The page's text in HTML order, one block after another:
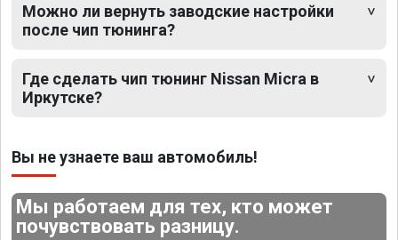
Можно ли вернуть заводские настройки
после чип тюнинга?
Где сделать чип тюнинг Nissan Micra в
Иркутске?
Вы не узнаете ваш автомобиль!
Мы работаем для тех, кто может
почувствовать разницу.